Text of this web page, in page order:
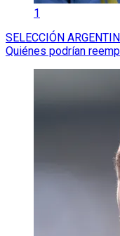
1
SELECCIÓN
Quiénes podrían